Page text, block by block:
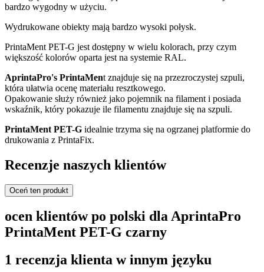
bardzo wygodny w użyciu.
Wydrukowane obiekty mają bardzo wysoki połysk.
PrintaMent PET-G jest dostępny w wielu kolorach, przy czym
większość kolorów oparta jest na systemie RAL.
AprintaPro's PrintaMent znajduje się na przezroczystej szpuli,
która ułatwia ocenę materiału resztkowego.
Opakowanie służy również jako pojemnik na filament i posiada
wskaźnik, który pokazuje ile filamentu znajduje się na szpuli.
PrintaMent PET-G idealnie trzyma się na ogrzanej platformie do
drukowania z PrintaFix.
Recenzje naszych klientów
Oceń ten produkt
ocen klientów po polski dla AprintaPro
PrintaMent PET-G czarny
1 recenzja klienta w innym języku